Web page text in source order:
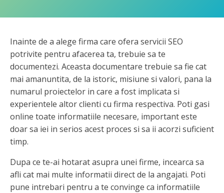
Inainte de a alege firma care ofera servicii SEO
potrivite pentru afacerea ta, trebuie sa te
documentezi. Aceasta documentare trebuie sa fie cat
mai amanuntita, de la istoric, misiune si valori, pana la
numarul proiectelor in care a fost implicata si
experientele altor clienti cu firma respectiva. Poti gasi
online toate informatiile necesare, important este
doar sa iei in serios acest proces si sa ii acorzi suficient
timp.
Dupa ce te-ai hotarat asupra unei firme, incearca sa
afli cat mai multe informatii direct de la angajati. Poti
pune intrebari pentru a te convinge ca informatiile